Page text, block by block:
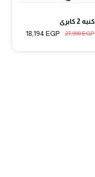
كنبه 2 كابرى
27,990EGP
18,194 EGP